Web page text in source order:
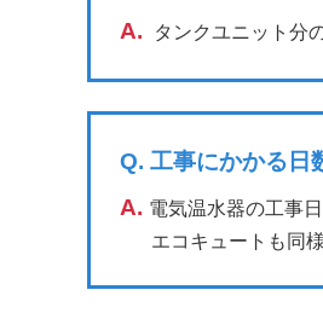
A.
タンクユニット分
Q. 工事にかかる日
A. 電気温水器の工事
エコキュートも同